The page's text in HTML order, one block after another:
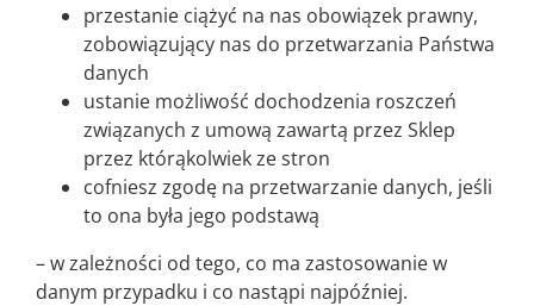
przestanie ciążyć na nas obowiązek prawny,
zobowiązujący nas do przetwarzania Państwa
danych
ustanie możliwość dochodzenia roszczeń
związanych z umową zawartą przez Sklep
przez którąkolwiek ze stron
cofniesz zgodę na przetwarzanie danych, jeśli
to ona była jego podstawą
– w zależności od tego, co ma zastosowanie w
danym przypadku i co nastąpi najpóźniej.